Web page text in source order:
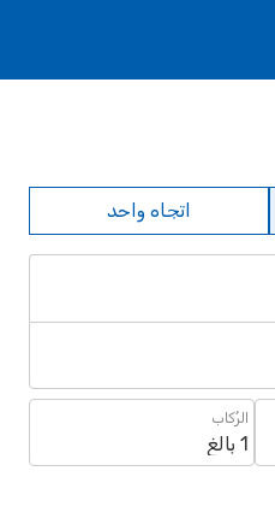
اتجاه واحد
الرُكاب
1 بالغ